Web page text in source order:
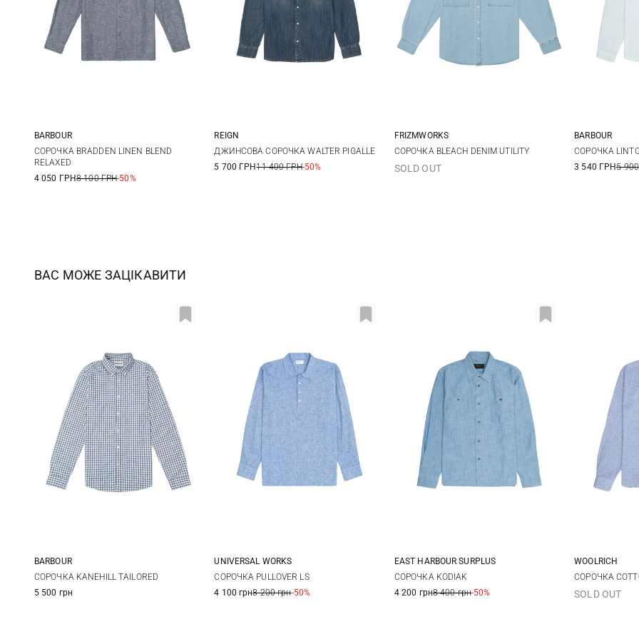
S M L
XXL 3XL
BARBOUR
СОРОЧКА BRADDEN LINEN BLEND
RELAXED
4 050 ГРН8 100 ГРН-50%
L
REIGN
ДЖИНСОВА СОРОЧКА WALTER PIGALLE
5 700 ГРН11 400 ГРН-50%
M L XL
FRIZMWORKS
СОРОЧКА BLEACH DENIM UTILITY
SOLD OUT
M
BARBOUR
СОРОЧКА
3 540 ГРН5
ВАС МОЖЕ ЗАЦІКАВИТИ
S M L
BARBOUR
СОРОЧКА KANEHILL TAILORED
5 500 грн
M L
UNIVERSAL WORKS
СОРОЧКА PULLOVER LS
4 100 грн8 200 грн-50%
48 50
EAST HARBOUR SURPLUS
СОРОЧКА KODIAK
4 200 грн8 400 грн-50%
M
WOOLRICH
СОРОЧКА
SOLD OUT